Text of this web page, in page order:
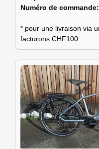
Numéro de commande:
* pour une livraison via
facturons CHF100